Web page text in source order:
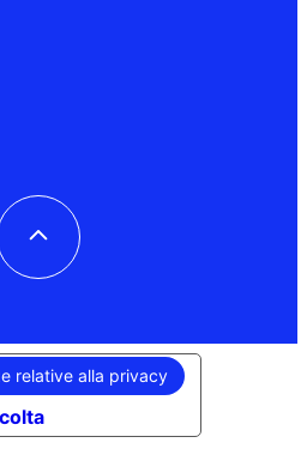
relative alla privacy